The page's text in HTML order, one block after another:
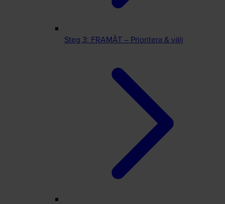
Steg 3: FRAMÅT – Prioritera & välj